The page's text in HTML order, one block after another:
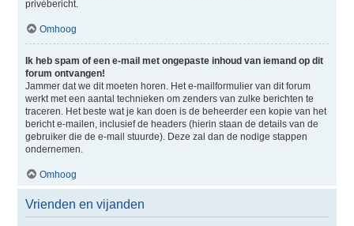
privébericht.
Omhoog
Ik heb spam of een e-mail met ongepaste inhoud van iemand op dit
forum ontvangen!
Jammer dat we dit moeten horen. Het e-mailformulier van dit forum
werkt met een aantal technieken om zenders van zulke berichten te
traceren. Het beste wat je kan doen is de beheerder een kopie van het
bericht e-mailen, inclusief de headers (hierin staan de details van de
gebruiker die de e-mail stuurde). Deze zal dan de nodige stappen
ondernemen.
Omhoog
Vrienden en vijanden